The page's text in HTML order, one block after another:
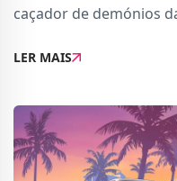
caçador de demónios
revelado o primeiro
LER MAIS